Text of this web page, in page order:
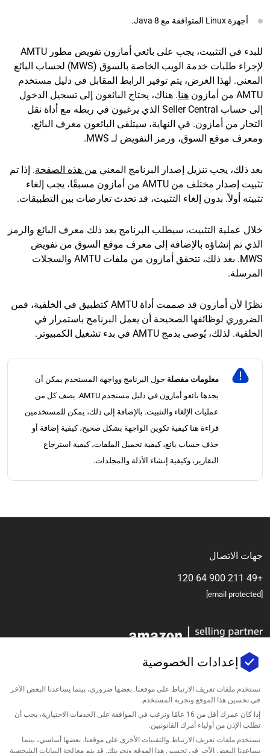
أجهزة Linux المتوافقة مع Java 8.
للبدء في التثبيت، يجب على بائعي أمازون تفويض مطور AMTU
لإجراء طلبات خدمة الويب الخاصة بالسوق (MWS) لحساب البائع
المعني. لهذا الغرض، يتم توفير الرابط المقابل في دليل مستخدم
AMTU من أمازون
هنا. هناك، يحتاج البائعون إلى تسجيل الدخول
إلى حساب Seller Central الذي يرغبون في ربطه مع أداة نقل
التجار من أمازون. في النهاية، سيتلقى البائعون معرف البائع،
ومعرف موقع السوق، ورمز التفويض لـ MWS.
بعد ذلك، يجب تنزيل إصدار البرنامج المعني من هذه الصفحة. إذا تم
تثبيت إصدار مختلف من AMTU من أمازون مسبقًا، يجب إلغاء
تثبيته أولاً. بدون إلغاء التثبيت، قد تحدث تعارضات بين التطبيقات.
خلال عملية التثبيت، سيطلب البرنامج بعد ذلك معرف البائع والرمز
الذي تم إنشاؤه بالإضافة إلى معرف موقع السوق من تفويض
MWS. بعد ذلك، تتحقق أمازون من ملفات AMTU والسجلات
المرسلة.
نظرًا لأن أمازون قد صممت أداة AMTU كتطبيق في الخلفية، فمن
الضروري لوظائفها الصحيحة أن يعمل البرنامج باستمرار في
الخلفية. لذلك، يُوصى بدمج AMTU في بدء تشغيل الكمبيوتر.
معلومات مفصلة حول البرنامج وواجهة المستخدم يمكن أن
يجدها بائعو أمازون في دليل مستخدم AMTU. يصف كل من
عمليات الإلغاء والتثبيت. بالإضافة إلى ذلك، يمكن للمستخدمين
قراءة هنا كيفية تكوين الواجهة بشكل صحيح، كيفية إضافة أو
حذف حساب بائع، كيفية تحميل الملفات، كيفية استرجاع
التقارير، وكيفية إنشاء الأدلة والمجلدات.
جهات الاتصال
+49 211 900 64 120
الشركة
الدعم
إعدادات الخصوصية
نستخدم ملفات تعريف الارتباط على موقعنا. بعضها ضروري، بينما يساعدنا البعض الآخر
في تحسين هذا الموقع وتجربة المستخدم.
إذا كان عمرك أقل من 16 عامًا وترغب في الموافقة على الخدمات الاختيارية، يجب أن
تطلب الإذن من أولياء أمرك القانونيين.
نستخدم ملفات تعريف الارتباط والتقنيات الأخرى على موقعنا. بعضها أساسي، بينما
يساعدنا البعض الآخر في تحسين هذا الموقع وتجربتك. قد يتم معالجة البيانات الشخصية